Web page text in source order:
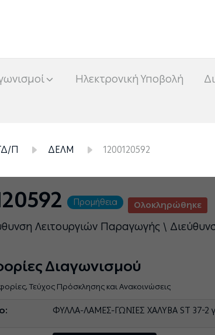
Hλεκτρονική Υποβολή
Π ΔΕΛΜ 1200120592
Προμήθεια Ολοκληρώθηκε
Λειτουργιών Παραγωγής \
Διαγωνισμού
Τεύχος Πρόσκλησης και Ανακοινώσεις
ΦΥΛΛΑ-ΛΑΜΕΣ-ΓΩΝΙΕΣ ΧΑΛΥΒΑ ST 37-2